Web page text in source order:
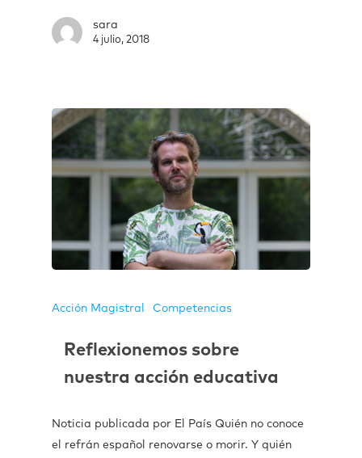
sara
4 julio, 2018
Acción Magistral Competencias
Reflexionemos sobre
nuestra acción educativa
Noticia publicada por El País Quién no conoce
el refrán español renovarse o morir. Y quién